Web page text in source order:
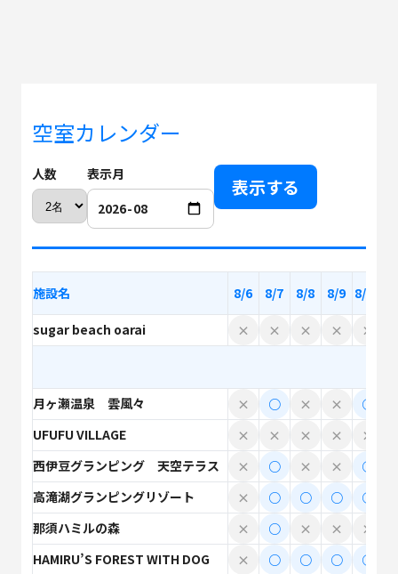
空室カレンダー
人数 表示月
表示する
施設名 8/6 8/7 8/8 8/9 8/10
sugar beach oarai × × × × ×
月ヶ瀬温泉 雲風々 × ○ × × ○
UFUFU VILLAGE
× × × × ×
西伊豆グランピング 天空テラス
× ○ × × ○
高滝湖グランピングリゾート
× ○ ○ ○ ○
那須ハミルの森
× ○ × × ×
HAMIRU’S FOREST WITH DOG
× ○ ○ ○ ○